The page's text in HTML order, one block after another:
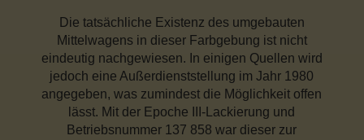
Die tatsächliche Existenz des umgebauten
Mittelwagens in dieser Farbgebung ist nicht
eindeutig nachgewiesen. In einigen Quellen wird
jedoch eine Außerdienststellung im Jahr 1980
angegeben, was zumindest die Möglichkeit offen
lässt. Mit der Epoche III-Lackierung und
Betriebsnummer 137 858 war dieser zur